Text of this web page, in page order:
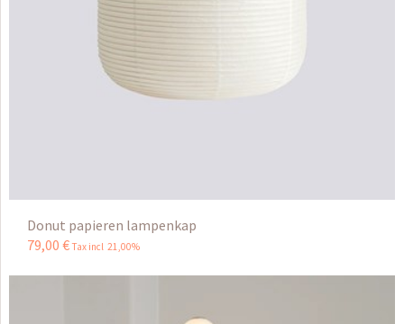
Donut papieren lampenkap
79,00 € Tax incl 21,00%